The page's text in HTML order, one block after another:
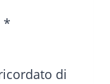
*
di